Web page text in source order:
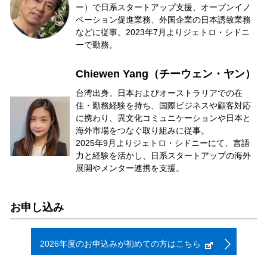
ー）で日系スタートアップ支援、オープンイノ
ベーション促進業務、外国企業の日本誘致業務
などに従事。2023年7月よりジェトロ・シドニ
ーで勤務。
Chiewen Yang（チーウェン・ヤン）
台湾出身。日本およびオーストラリアでの在
住・勤務経験を持ち、国際ビジネスや顧客対応
に携わり、異文化コミュニケーションや日本と
海外市場をつなぐ取り組みに従事。
2025年9月よりジェトロ・シドニーにて、言語
力と経験を活かし、日系スタートアップの海外
展開やメンター連携を支援。
お申し込み
2026年度のお申込みが初めての方はこちら